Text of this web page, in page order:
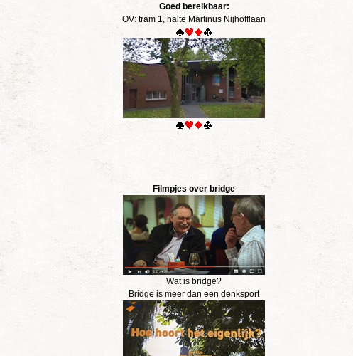
Goed bereikbaar:
OV: tram 1, halte Martinus Nijhofflaan
Filmpjes over bridge
Wat is bridge?
Bridge is meer dan een denksport